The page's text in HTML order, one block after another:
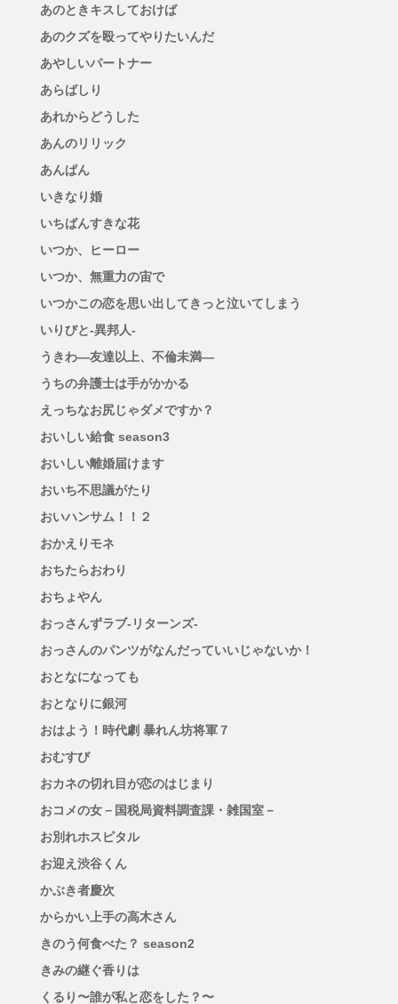
あのときキスしておけば
あのクズを殴ってやりたいんだ
あやしいパートナー
あらばしり
あれからどうした
あんのリリック
あんぱん
いきなり婚
いちばんすきな花
いつか、ヒーロー
いつか、無重力の宙で
いつかこの恋を思い出してきっと泣いてしまう
いりびと-異邦人-
うきわ―友達以上、不倫未満―
うちの弁護士は手がかかる
えっちなお尻じゃダメですか？
おいしい給食 season3
おいしい離婚届けます
おいち不思議がたり
おいハンサム！！２
おかえりモネ
おちたらおわり
おちょやん
おっさんずラブ-リターンズ-
おっさんのパンツがなんだっていいじゃないか！
おとなになっても
おとなりに銀河
おはよう！時代劇 暴れん坊将軍７
おむすび
おカネの切れ目が恋のはじまり
おコメの女－国税局資料調査課・雑国室－
お別れホスピタル
お迎え渋谷くん
かぶき者慶次
からかい上手の高木さん
きのう何食べた？ season2
きみの継ぐ香りは
くるり〜誰が私と恋をした？〜